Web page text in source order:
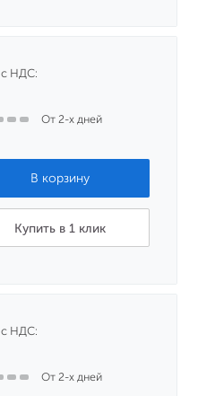
НДС:
От 2-х дней
Купить в 1 клик
НДС:
От 2-х дней